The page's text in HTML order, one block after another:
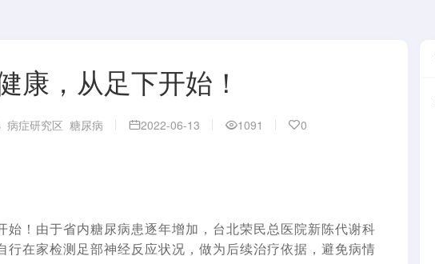
康，从足下开始！
病症研究区 糖尿病 2022-06-13 1091 0
始！由于省内糖尿病患逐年增加，台北荣民总医院新陈代谢科
行在家检测足部神经反应状况，做为后续治疗依据，避免病情